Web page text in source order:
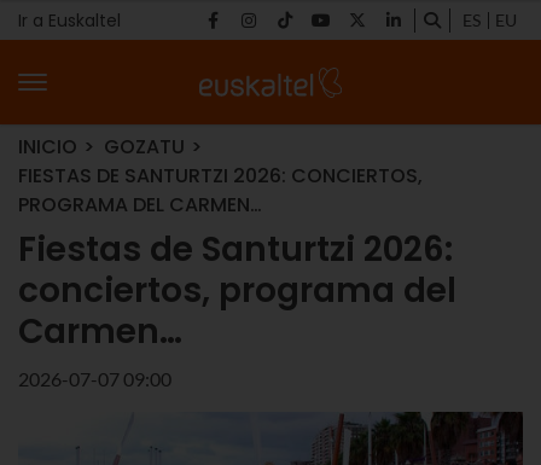
Ir a Euskaltel ES EU
INICIO
GOZATU
FIESTAS DE SANTURTZI 2026: CONCIERTOS,
PROGRAMA DEL CARMEN…
Fiestas de Santurtzi 2026:
conciertos, programa del
Carmen…
2026-07-07 09:00